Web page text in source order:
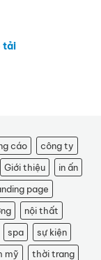
tải
cáo
công ty
Giới thiệu
in ấn
page
nội thất
spa
sự kiện
mỹ
thời trang